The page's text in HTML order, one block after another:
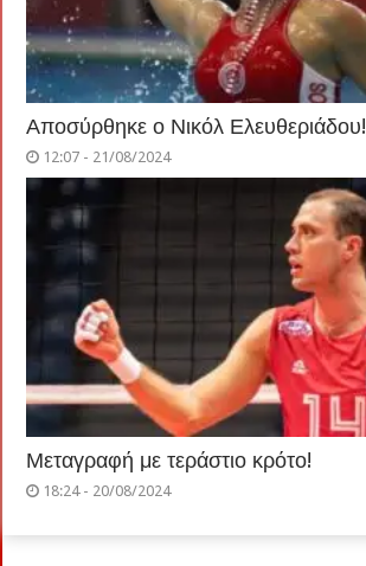
Αποσύρθηκε ο Νικόλ Ελευθεριάδου!
12:07 - 21/08/2024
Μεταγραφή με τεράστιο κρότο!
18:24 - 20/08/2024